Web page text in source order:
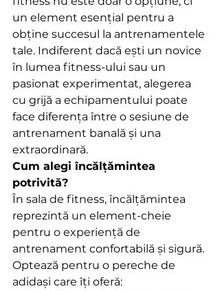
un element esențial pentru a
obține succesul la antrenamentele
tale. Indiferent dacă ești un novice
în lumea fitness-ului sau un
pasionat experimentat, alegerea
cu grijă a echipamentului poate
face diferența între o sesiune de
antrenament banală și una
extraordinară.
Cum alegi încălțămintea
potrivită?
În sala de fitness, încălțămintea
reprezintă un element-cheie
pentru o experiență de
antrenament confortabilă și sigură.
Optează pentru o pereche de
adidași care îți oferă: